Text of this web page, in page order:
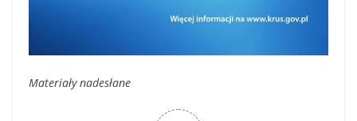
Materiały nadesłane